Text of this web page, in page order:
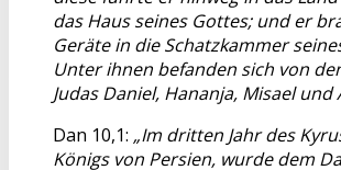
das Haus seines Gottes; und er
Geräte in die Schatzkammer
Unter ihnen befanden sich von
Judas Daniel, Hananja, Misael und
Dan 10,1: „Im dritten Jahr des
Königs von Persien, wurde dem